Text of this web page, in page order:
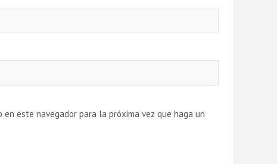
este navegador para la próxima vez que haga un